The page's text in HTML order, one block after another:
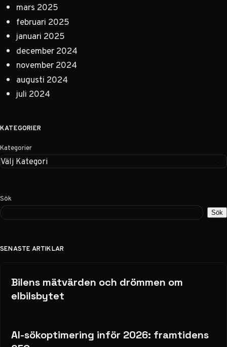
mars 2025
februari 2025
januari 2025
december 2024
november 2024
augusti 2024
juli 2024
KATEGORIER
Kategorier
Sök
Sök
SENASTE ARTIKLAR
Bilens mätvärden och drömmen om
elbilsbytet
AI-sökoptimering inför 2026: framtidens